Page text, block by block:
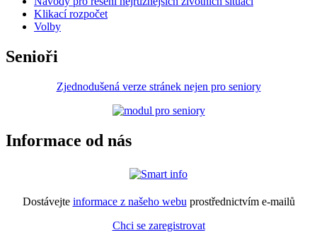
Klikací rozpočet
Volby
Senioři
Zjednodušená verze stránek nejen pro seniory
Informace od nás
Dostávejte informace z našeho webu prostřednictvím e-mailů
Chci se zaregistrovat